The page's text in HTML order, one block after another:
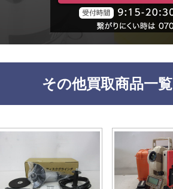
その他買取商品一覧